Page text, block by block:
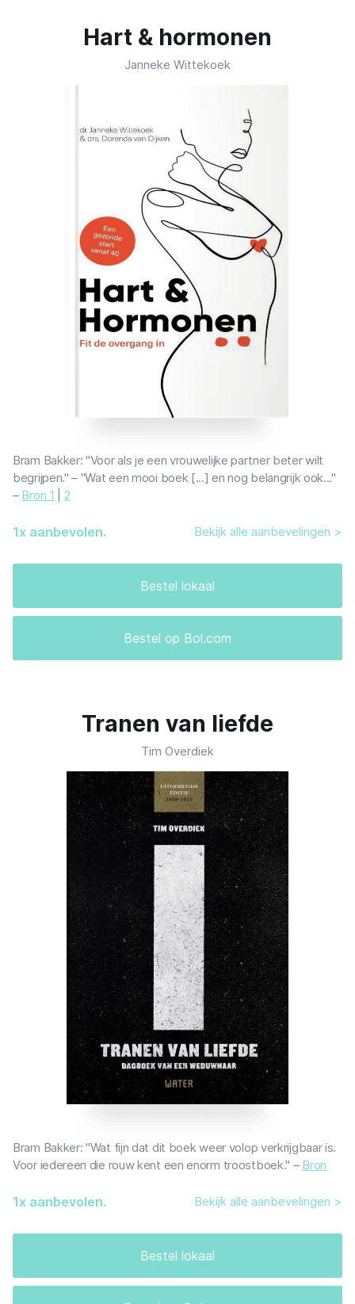
Hart & hormonen
Janneke Wittekoek
Bram Bakker: "Voor als je een vrouwelijke partner beter wilt
begrijpen." – "Wat een mooi boek [...] en nog belangrijk ook..."
– Bron 1 2
Bestel lokaal
Bestel op Bol.com
1x aanbevolen. Bekijk alle aanbevelingen >
Tranen van liefde
Tim Overdiek
Bram Bakker: "Wat fijn dat dit boek weer volop verkrijgbaar is.
Voor iedereen die rouw kent een enorm troostboek." – Bron
Bestel lokaal
1x aanbevolen. Bekijk alle aanbevelingen >